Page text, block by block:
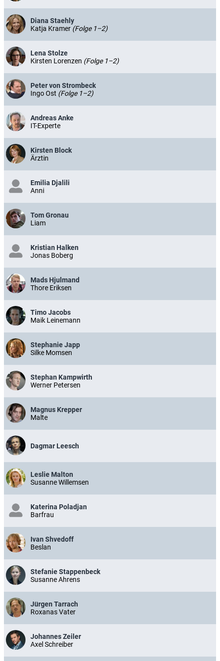
Diana Staehly
Katja Kramer (Folge 1–2)
Lena Stolze
Kirsten Lorenzen (Folge 1–2)
Peter von Strombeck
Ingo Ost (Folge 1–2)
Andreas Anke
IT-Experte
Kirsten Block
Ärztin
Emilia Djalili
Anni
Tom Gronau
Liam
Kristian Halken
Jonas Boberg
Mads Hjulmand
Thore Eriksen
Timo Jacobs
Maik Leinemann
Stephanie Japp
Silke Momsen
Stephan Kampwirth
Werner Petersen
Magnus Krepper
Malte
Dagmar Leesch
Leslie Malton
Susanne Willemsen
Katerina Poladjan
Barfrau
Ivan Shvedoff
Beslan
Stefanie Stappenbeck
Susanne Ahrens
Jürgen Tarrach
Roxanas Vater
Johannes Zeiler
Axel Schreiber